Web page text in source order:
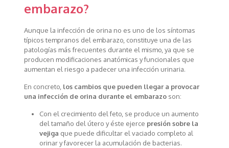
embarazo?
Aunque la infección de orina no es uno de los síntomas
típicos tempranos del embarazo, constituye una de las
patologías más frecuentes durante el mismo, ya que se
producen modificaciones anatómicas y funcionales que
aumentan el riesgo a padecer una infección urinaria.
En concreto,los cambios que pueden llegar a provocar
una infección de orina durante el embarazoson:
Con el crecimiento del feto, se produce un aumento
del tamaño del útero y éste ejerce presión sobre la
vejiga que puede dificultar el vaciado completo al
orinar y favorecer la acumulación de bacterias.